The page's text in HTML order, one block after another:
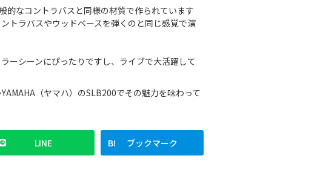
的なコントラバスと同様の材質で作られています
トラバスやウッドベースを弾くのと同じ感覚で演
ーシーンにぴったりですし、ライブで大活躍して
（ヤマハ）のSLB200でその魅力を味わって
LINE ブックマーク